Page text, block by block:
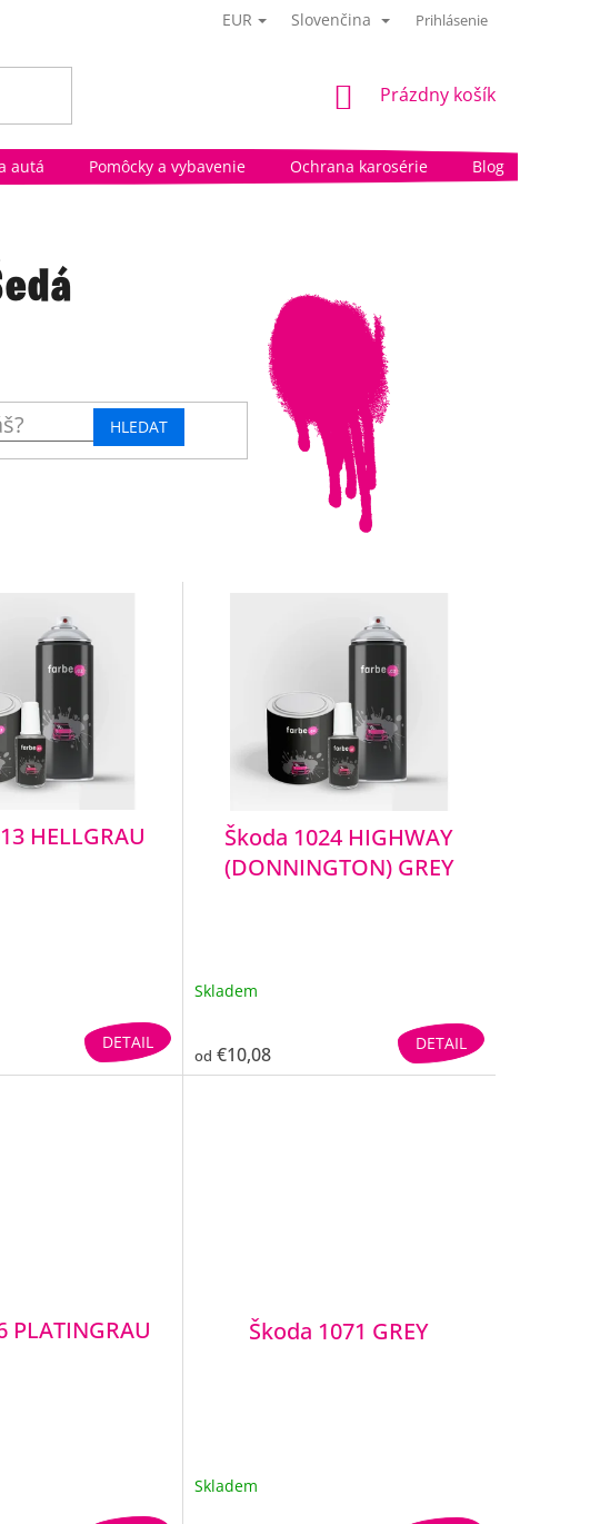
EUR Slovenčina Prihlásenie
NÁKUPNÝ
Prázdny košík
autá Pomôcky a vybavenie Ochrana karosérie Blog
HLEDAT
HELLGRAU
DETAIL
Škoda 1024 HIGHWAY
(DONNINGTON) GREY
Skladem
od €10,08 DETAIL
PLATINGRAU Škoda 1071 GREY
Skladem